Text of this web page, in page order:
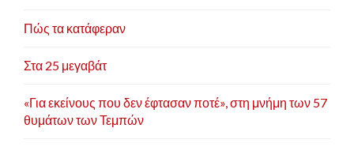
Πώς τα κατάφεραν
Στα 25 μεγαβάτ
«Για εκείνους που δεν έφτασαν ποτέ», στη μνήμη των 57
θυμάτων των Τεμπών